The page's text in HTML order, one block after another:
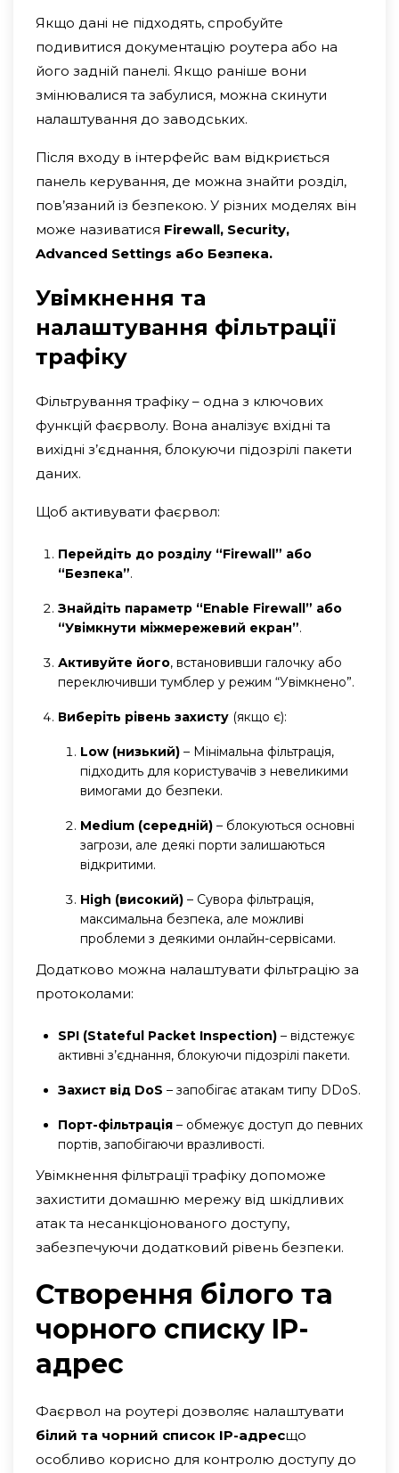
Якщо дані не підходять, спробуйте
подивитися документацію роутера або на
його задній панелі. Якщо раніше вони
змінювалися та забулися, можна скинути
налаштування до заводських.
Після входу в інтерфейс вам відкриється
панель керування, де можна знайти розділ,
пов’язаний із безпекою. У різних моделях він
може називатися Firewall, Security,
Advanced Settings або Безпека.
Увімкнення та
налаштування фільтрації
трафіку
Фільтрування трафіку – одна з ключових
функцій фаєрволу. Вона аналізує вхідні та
вихідні з’єднання, блокуючи підозрілі пакети
даних.
Щоб активувати фаєрвол:
Перейдіть до розділу “Firewall” або
“Безпека”.
Знайдіть параметр “Enable Firewall” або
“Увімкнути міжмережевий екран”.
Активуйте його, встановивши галочку або
переключивши тумблер у режим “Увімкнено”.
Виберіть рівень захисту (якщо є):
Low (низький) – Мінімальна фільтрація,
підходить для користувачів з невеликими
вимогами до безпеки.
Medium (середній) – блокуються основні
загрози, але деякі порти залишаються
відкритими.
High (високий) – Сувора фільтрація,
максимальна безпека, але можливі
проблеми з деякими онлайн-сервісами.
Додатково можна налаштувати фільтрацію за
протоколами:
SPI (Stateful Packet Inspection) – відстежує
активні з’єднання, блокуючи підозрілі пакети.
Захист від DoS – запобігає атакам типу DDoS.
Порт-фільтрація – обмежує доступ до певних
портів, запобігаючи вразливості.
Увімкнення фільтрації трафіку допоможе
захистити домашню мережу від шкідливих
атак та несанкціонованого доступу,
забезпечуючи додатковий рівень безпеки.
Створення білого та
чорного списку IP-
адрес
Фаєрвол на роутері дозволяє налаштувати
білий та чорний список IP-адресщо
особливо корисно для контролю доступу до